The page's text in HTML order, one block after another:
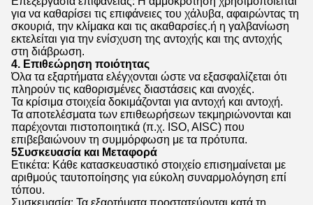
για να καθαρίσει τις επιφάνειες του χάλυβα, αφαιρώντας τη
σκουριά, την κλίμακα και τις ακαθαρσίες.ή η γαλβανίωση
εκτελείται για την ενίσχυση της αντοχής και της αντοχής
στη διάβρωση.
4. Επιθεώρηση ποιότητας
Όλα τα εξαρτήματα ελέγχονται ώστε να εξασφαλίζεται ότι
πληρούν τις καθορισμένες διαστάσεις και ανοχές.
Τα κρίσιμα στοιχεία δοκιμάζονται για αντοχή και αντοχή.
Τα αποτελέσματα των επιθεωρήσεων τεκμηριώνονται και
παρέχονται πιστοποιητικά (π.χ. ISO, AISC) που
επιβεβαιώνουν τη συμμόρφωση με τα πρότυπα.
5Συσκευασία και Μεταφορά
Ετικέτα: Κάθε κατασκευαστικό στοιχείο επισημαίνεται με
αριθμούς ταυτοποίησης για εύκολη συναρμολόγηση επί
τόπου.
Συσκευασία: Τα εξαρτήματα προστατεύονται κατά τη